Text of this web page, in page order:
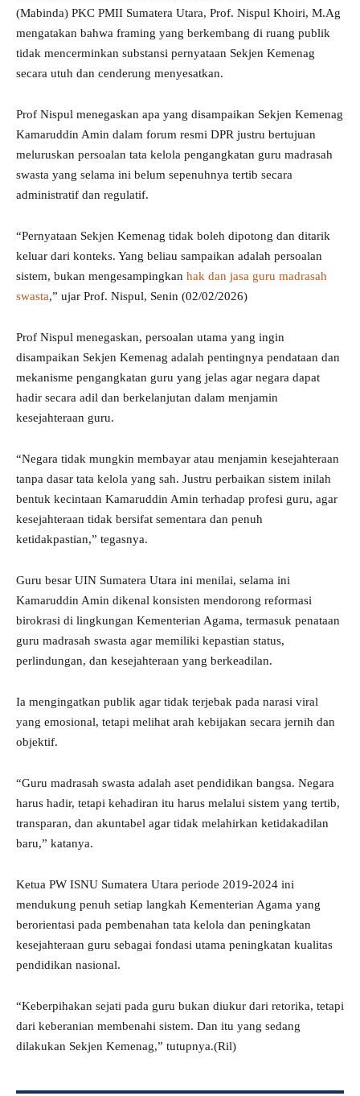
(Mabinda) PKC PMII Sumatera Utara, Prof. Nispul Khoiri, M.Ag
mengatakan bahwa framing yang berkembang di ruang publik
tidak mencerminkan substansi pernyataan Sekjen Kemenag
secara utuh dan cenderung menyesatkan.
Prof Nispul menegaskan apa yang disampaikan Sekjen Kemenag
Kamaruddin Amin dalam forum resmi DPR justru bertujuan
meluruskan persoalan tata kelola pengangkatan guru madrasah
swasta yang selama ini belum sepenuhnya tertib secara
administratif dan regulatif.
“Pernyataan Sekjen Kemenag tidak boleh dipotong dan ditarik
keluar dari konteks. Yang beliau sampaikan adalah persoalan
sistem, bukan mengesampingkan hak dan jasa guru madrasah
swasta,” ujar Prof. Nispul, Senin (02/02/2026)
Prof Nispul menegaskan, persoalan utama yang ingin
disampaikan Sekjen Kemenag adalah pentingnya pendataan dan
mekanisme pengangkatan guru yang jelas agar negara dapat
hadir secara adil dan berkelanjutan dalam menjamin
kesejahteraan guru.
“Negara tidak mungkin membayar atau menjamin kesejahteraan
tanpa dasar tata kelola yang sah. Justru perbaikan sistem inilah
bentuk kecintaan Kamaruddin Amin terhadap profesi guru, agar
kesejahteraan tidak bersifat sementara dan penuh
ketidakpastian,” tegasnya.
Guru besar UIN Sumatera Utara ini menilai, selama ini
Kamaruddin Amin dikenal konsisten mendorong reformasi
birokrasi di lingkungan Kementerian Agama, termasuk penataan
guru madrasah swasta agar memiliki kepastian status,
perlindungan, dan kesejahteraan yang berkeadilan.
Ia mengingatkan publik agar tidak terjebak pada narasi viral
yang emosional, tetapi melihat arah kebijakan secara jernih dan
objektif.
“Guru madrasah swasta adalah aset pendidikan bangsa. Negara
harus hadir, tetapi kehadiran itu harus melalui sistem yang tertib,
transparan, dan akuntabel agar tidak melahirkan ketidakadilan
baru,” katanya.
Ketua PW ISNU Sumatera Utara periode 2019-2024 ini
mendukung penuh setiap langkah Kementerian Agama yang
berorientasi pada pembenahan tata kelola dan peningkatan
kesejahteraan guru sebagai fondasi utama peningkatan kualitas
pendidikan nasional.
“Keberpihakan sejati pada guru bukan diukur dari retorika, tetapi
dari keberanian membenahi sistem. Dan itu yang sedang
dilakukan Sekjen Kemenag,” tutupnya.(Ril)